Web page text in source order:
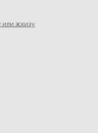
или эскизу